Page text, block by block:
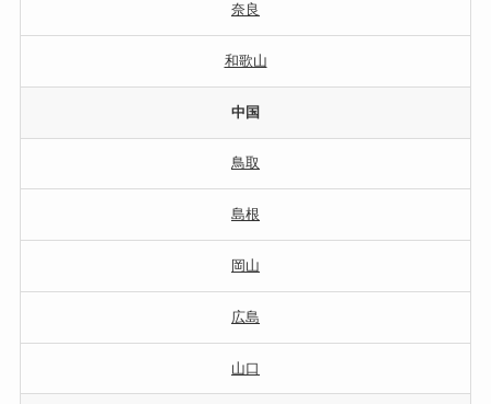
奈良
和歌山
中国
鳥取
島根
岡山
広島
山口